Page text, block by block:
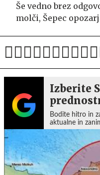
Še vedno brez
molči, Šepec
Izberite
Bodite hitro in
aktualne in